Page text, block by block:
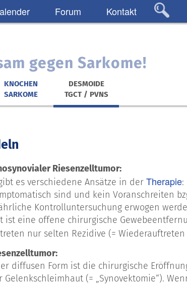
Forum Kontakt
gegen Sarkome!
KNOCHEN
SARKOME
DESMOIDE
TGCT / PVNS
Riesenzelltumor:
es verschiedene Ansätze in der Therapie:
sind und kein Voranschreiten
Kontrolluntersuchung erwogen
ist eine offene chirurgische
nur selten Rezidive (= Wiederauftreten
diffusen Form ist die chirurgische
(= „Synovektomie“).